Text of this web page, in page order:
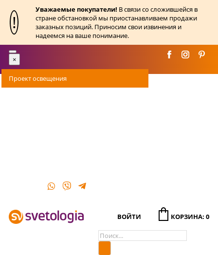
!
Уважаемые покупатели! В связи со сложившейся в
стране обстановкой мы приостанавливаем продажи
заказных позиций. Приносим свои извинения и
надеемся на ваше понимание.
Toggle
navigation
×
Проект освещения
ВОЙТИ КОРЗИНА: 0